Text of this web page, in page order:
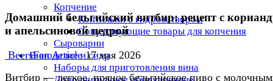
Копчение
Коптильни с гидрозатвором
Сопутствующие товары для копчения
Сыроварни
Виноделие и сидр
Наборы для приготовления вина
Домашний бельгийский витбир: рецепт с
и апельсиновой цедрой
BeersFan Article 17 мая 2026
Витбир — легкое, пряное бельгийское пиво с